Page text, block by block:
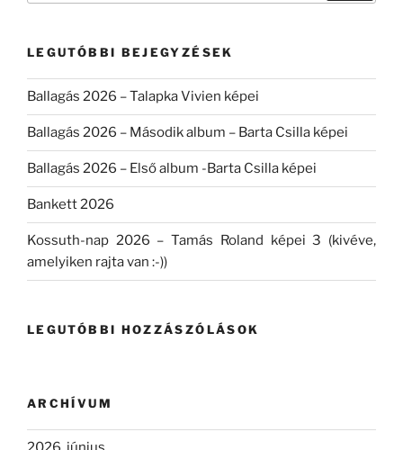
LEGUTÓBBI BEJEGYZÉSEK
Ballagás 2026 – Talapka Vivien képei
Ballagás 2026 – Második album – Barta Csilla képei
Ballagás 2026 – Első album -Barta Csilla képei
Bankett 2026
Kossuth-nap 2026 – Tamás Roland képei 3 (kivéve,
amelyiken rajta van :-))
LEGUTÓBBI HOZZÁSZÓLÁSOK
ARCHÍVUM